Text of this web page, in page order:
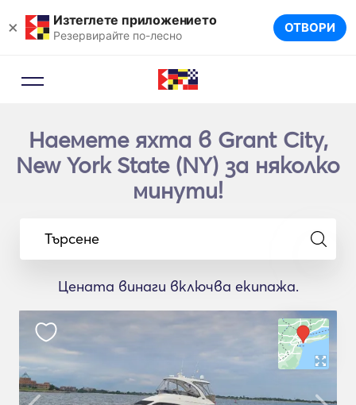
× Изтеглете приложението
Резервирайте по-лесно ОТВОРИ
Наемете яхта в Grant City,
New York State (NY) за няколко
минути!
Търсене
Цената винаги включва екипажа.